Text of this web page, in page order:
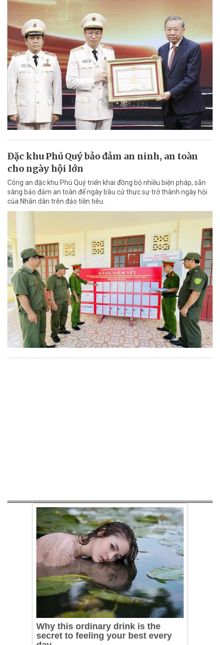
Đặc khu Phú Quý bảo đảm an ninh, an toàn
cho ngày hội lớn
Công an đặc khu Phú Quý triển khai đồng bộ nhiều biện pháp, sẵn
sàng bảo đảm an toàn để ngày bầu cử thực sự trở thành ngày hội
của Nhân dân trên đảo tiền tiêu.